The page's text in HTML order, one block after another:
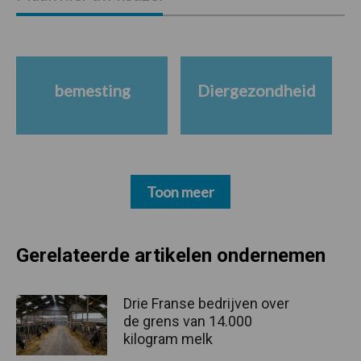
bemesting Diergezondheid
Toon meer
Gerelateerde artikelen ondernemen
Drie Franse bedrijven over
de grens van 14.000
kilogram melk